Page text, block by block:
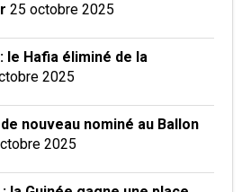
25 octobre 2025
le Hafia éliminé de la
2025
nouveau nominé au Ballon
2025